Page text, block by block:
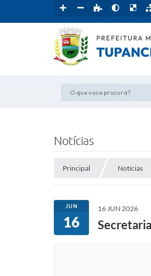
O que voce procura?
Notícias
Principal Notícias
JUN
16
16 JUN 2026